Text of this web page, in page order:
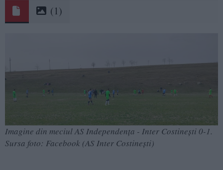
(1)
Imagine din meciul AS Independența - Inter Costinești 0-1.
Sursa foto: Facebook (AS Inter Costinești)